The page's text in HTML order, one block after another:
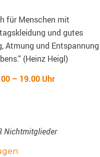
für Menschen mit
und gutes
Atmung und Entspannung
(Heinz Heigl)
– 19.00 Uhr
Nichtmitglieder